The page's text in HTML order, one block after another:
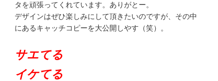
タを頑張ってくれています。ありがとー。
デザインはぜひ楽しみにして頂きたいのですが、その中
にあるキャッチコピーを大公開しやす（笑）。
サエてる
イケてる